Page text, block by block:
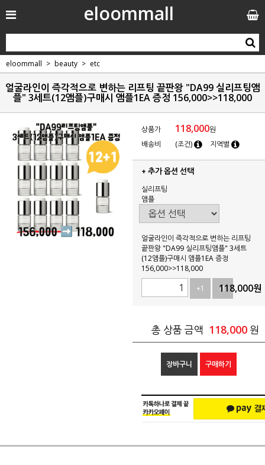
eloommall
eloommall beauty etc
얼굴라인이 즉각적으로 변하는 리프팅 끝판왕 "DA99 실리프팅앰
플" 3세트(12앰플)구매시 앰플1EA 증정 156,000>>118,000
상품가 118,000원
배송비
(조건) 지역별
+ 추가 옵션 선택
실리프팅
앰플
얼굴라인이 즉각적으로 변하는 리프팅
끝판왕 "DA99 실리프팅앰플" 3세트
(12앰플)구매시 앰플1EA 증정
156,000>>118,000
+1
-1
118,000원
총 상품 금액 118,000 원
장바구니 구매하기